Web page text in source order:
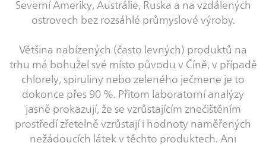
Severní Ameriky, Austrálie, Ruska a na vzdálených
ostrovech bez rozsáhlé průmyslové výroby.
Většina nabízených (často levných) produktů na
trhu má bohužel své místo původu v Číně, v případě
chlorely, spiruliny nebo zeleného ječmene je to
dokonce přes 90 %. Přitom laboratorní analýzy
jasně prokazují, že se vzrůstajícím znečištěním
prostředí zřetelně vzrůstají i hodnoty naměřených
nežádoucích látek v těchto produktech. Ani